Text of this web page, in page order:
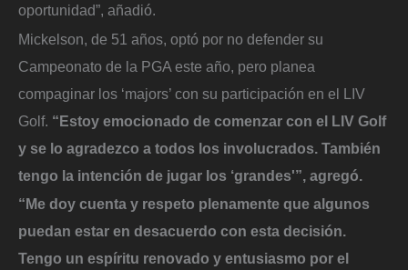
oportunidad”, añadió.
Mickelson, de 51 años, optó por no defender su
Campeonato de la PGA este año, pero planea
compaginar los ‘majors’ con su participación en el LIV
Golf. “Estoy emocionado de comenzar con el LIV Golf
y se lo agradezco a todos los involucrados. También
tengo la intención de jugar los ‘grandes'”, agregó.
“Me doy cuenta y respeto plenamente que algunos
puedan estar en desacuerdo con esta decisión.
Tengo un espíritu renovado y entusiasmo por el